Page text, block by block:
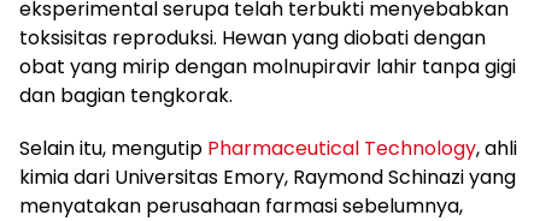
eksperimental serupa telah terbukti menyebabkan
toksisitas reproduksi. Hewan yang diobati dengan
obat yang mirip dengan molnupiravir lahir tanpa gigi
dan bagian tengkorak.
Selain itu, mengutip Pharmaceutical Technology, ahli
kimia dari Universitas Emory, Raymond Schinazi yang
menyatakan perusahaan farmasi sebelumnya,